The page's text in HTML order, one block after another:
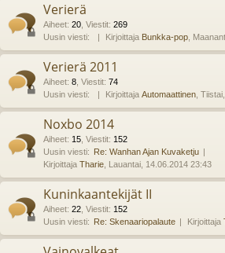
Verierä
Aiheet: 20 Viestit: 269
Uusin viesti:
Kirjoittaja Bunkka-pop ,
Verierä 2011
Aiheet: 8 Viestit: 74
Uusin viesti:
Kirjoittaja Automaattinen ,
Noxbo 2014
Aiheet: 15 Viestit: 152
Uusin viesti: Re: Wanhan Ajan Kuvaketju
Kirjoittaja Tharie , Lauantai, 14.06.2014 23:43
Kuninkaantekijät II
Aiheet: 22 Viestit: 152
Uusin viesti: Re: Skenaariopalaute Kirjoittaja